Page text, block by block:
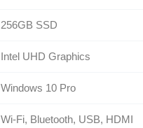
256GB SSD
Intel UHD Graphics
Windows 10 Pro
Wi-Fi, Bluetooth, USB, HDMI